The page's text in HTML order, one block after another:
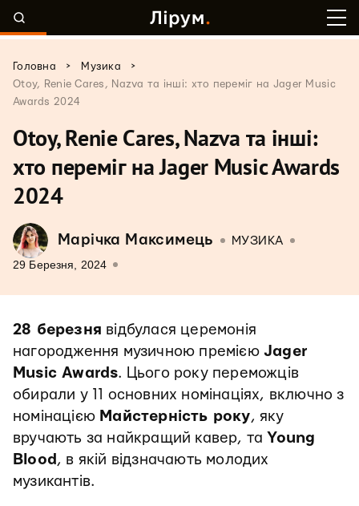
Головна > Музика
>
Otoy, Renie Cares, Nazva та інші: хто переміг на Jager Music
Awards 2024
Otoy, Renie Cares, Nazva та інші:
хто переміг на Jager Music Awards
2024
Марічка Максимець МУЗИКА
29 Березня, 2024
28 березня відбулася церемонія
нагородження музичною премією Jager
Music Awards. Цього року переможців
обирали у 11 основних номінаціях, включно з
номінацією Майстерність року, яку
вручають за найкращий кавер, та Young
Blood , в якій відзначають молодих
музикантів.